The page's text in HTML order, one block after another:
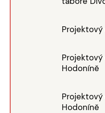
Hodoníně
Hodoníně